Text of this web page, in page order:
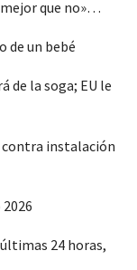
mejor que no»…
de un bebé
de la soga; EU le
contra instalación
24 horas,